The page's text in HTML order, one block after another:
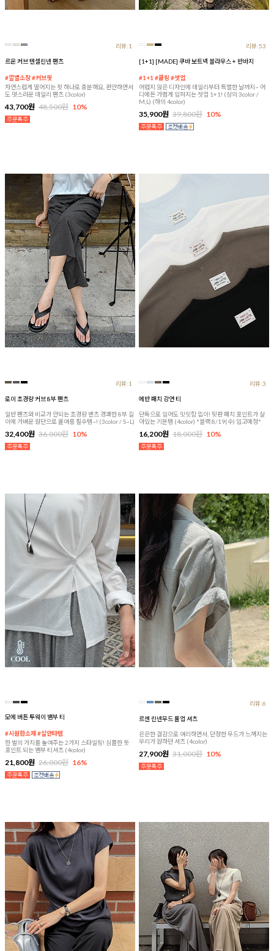
리뷰:1
르온 커브 텐셀린넨 팬츠
#깔별소장 #커브핏
자연스럽게 떨어지는 핏 하나로 충분해요, 편안하면서
도 멋스러운 데일리 팬츠 (3color)
43,700원 48,500원 10%
리뷰:53
[1+1] [MADE] 쿠바 보트넥 블라우스 + 반바지
#1+1 #쿨링 #셋업
어렵지 않은 디자인에 데일리부터 특별한 날까지~ 어
디에든 가볍게 입혀지는 셋업 1+1! (상의 3color /
M,L) (하의 4color)
35,900원 39,800원 10%
리뷰:1
로이 초경량 커브 8부 팬츠
일반 팬츠와 비교가 안되는 초경량 밴츠 경쾌한 8부 길
이에 가벼운 원단으로 올여름 필수템~! (3color / S~L)
32,400원 36,000원 10%
리뷰:3
에반 패치 강연 티
단독으로 입어도 밋밋함 없이! 뒷판 패치 포인트가 살
아있는 기본템 (4color) *블랙 8/19(수) 입고예정*
16,200원 18,000원 10%
모에 버튼 투웨이 뱀부 티
#시원한소재 #살안타템
한 벌의 가치를 높여주는 2가지 스타일링! 심플한 듯
포인트 되는 뱀부 티셔츠 (4color)
21,800원 26,000원 16%
리뷰:6
르센 린넨무드 롤업 셔츠
은은한 결감으로 여리하면서, 단정한 무드가 느껴지는
우리가 원하던 셔츠 (4color)
27,900원 31,000원 10%